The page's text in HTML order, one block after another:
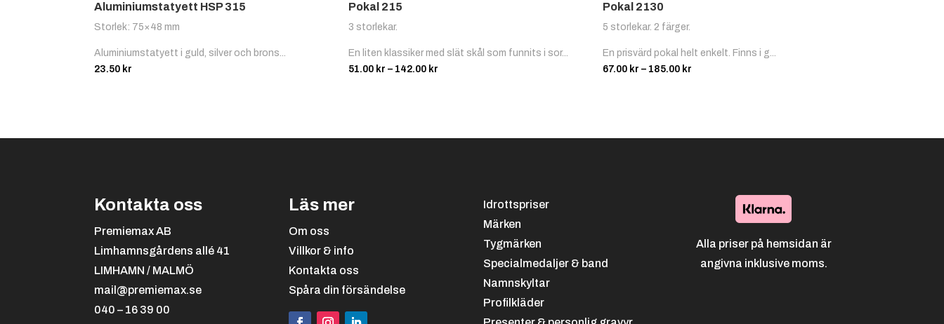
Aluminiumstatyett HSP 315
Storlek: 75×48 mm
Aluminiumstatyett i guld, silver och brons...
23.50 kr
Pokal 215
3 storlekar.
En liten klassiker med slät skål som funnits i sor...
51.00 kr – 142.00 kr
Pokal 2130
5 storlekar. 2 färger.
En prisvärd pokal helt enkelt. Finns i g...
67.00 kr – 185.00 krPrisintervall:
Kontakta oss
Premiemax AB
Limhamnsgårdens allé 41
LIMHAMN / MALMÖ
mail@premiemax.se
040 – 16 39 00
Läs mer
Om oss
Villkor & info
Kontakta oss
Spåra din försändelse
Idrottspriser
Märken
Tygmärken
Specialmedaljer & band
Namnskyltar
Profilkläder
Alla priser på hemsidan är
angivna inklusive moms.